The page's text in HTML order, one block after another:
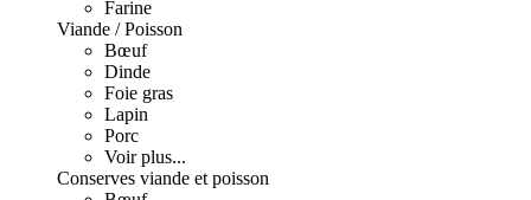
Farine
Viande / Poisson
Bœuf
Dinde
Foie gras
Lapin
Porc
Voir plus...
Conserves viande et poisson